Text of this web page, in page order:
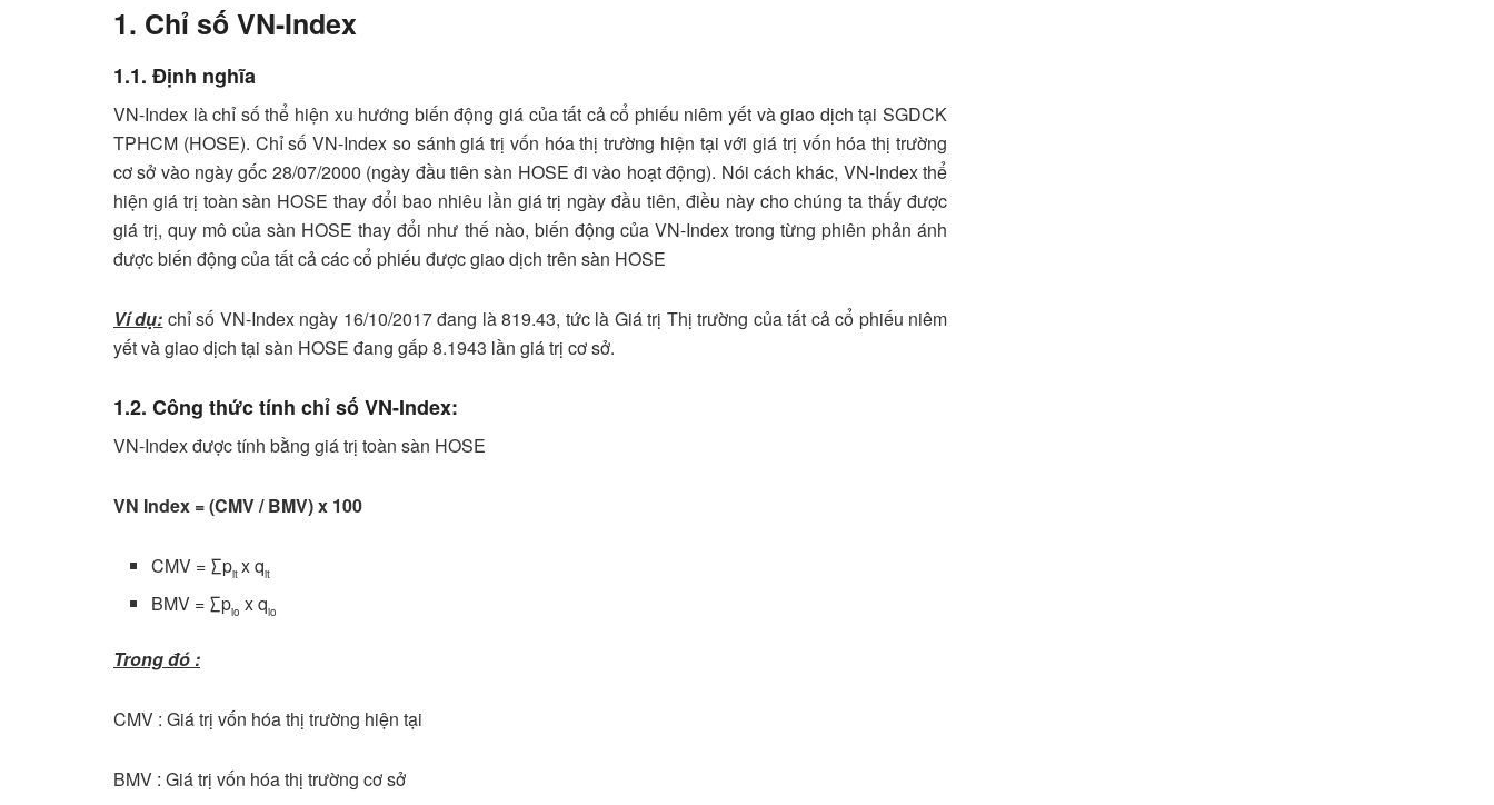
1. Chỉ số VN-Index
1.1. Định nghĩa
VN-Index là chỉ số thể hiện xu hướng biến động giá của tất cả cổ phiếu niêm yết và giao dịch tại SGDCK
TPHCM (HOSE). Chỉ số VN-Index so sánh giá trị vốn hóa thị trường hiện tại với giá trị vốn hóa thị trường
cơ sở vào ngày gốc 28/07/2000 (ngày đầu tiên sàn HOSE đi vào hoạt động). Nói cách khác, VN-Index thể
hiện giá trị toàn sàn HOSE thay đổi bao nhiêu lần giá trị ngày đầu tiên, điều này cho chúng ta thấy được
giá trị, quy mô của sàn HOSE thay đổi như thế nào, biến động của VN-Index trong từng phiên phản ánh
được biến động của tất cả các cổ phiếu được giao dịch trên sàn HOSE
Ví dụ: chỉ số VN-Index ngày 16/10/2017 đang là 819.43, tức là Giá trị Thị trường của tất cả cổ phiếu niêm
yết và giao dịch tại sàn HOSE đang gấp 8.1943 lần giá trị cơ sở.
1.2. Công thức tính chỉ số VN-Index:
VN-Index được tính bằng giá trị toàn sàn HOSE
VN Index = (CMV / BMV) x 100
CMV = ∑pitx qit
BMV = ∑pio x qio
Trong đó :
CMV : Giá trị vốn hóa thị trường hiện tại
BMV : Giá trị vốn hóa thị trường cơ sở